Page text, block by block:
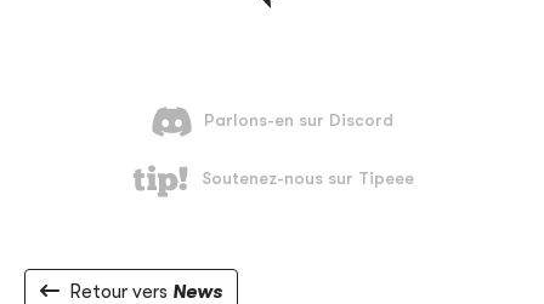
Retour vers News